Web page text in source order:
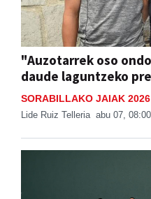
"Auzotarrek oso
daude laguntzeko
SORABILLAKO JAIAK 2026
Lide Ruiz Telleria abu 07, 08:00